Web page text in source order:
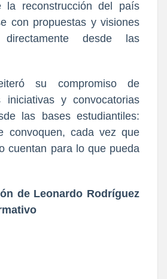
la reconstrucción del país
con propuestas y visiones
desde las
su compromiso de
iniciativas y convocatorias
las bases estudiantiles:
convoquen, cada vez que
cuentan para lo que pueda
de Leonardo Rodríguez